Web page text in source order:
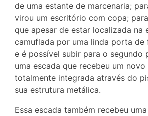
de uma estante de marcenaria;
virou um escritório com copa;
que apesar de estar localizada na
camuflada por uma linda porta de
e é possível subir para o segundo
uma escada que recebeu um
totalmente integrada através do
sua estrutura metálica.
Essa escada também recebeu